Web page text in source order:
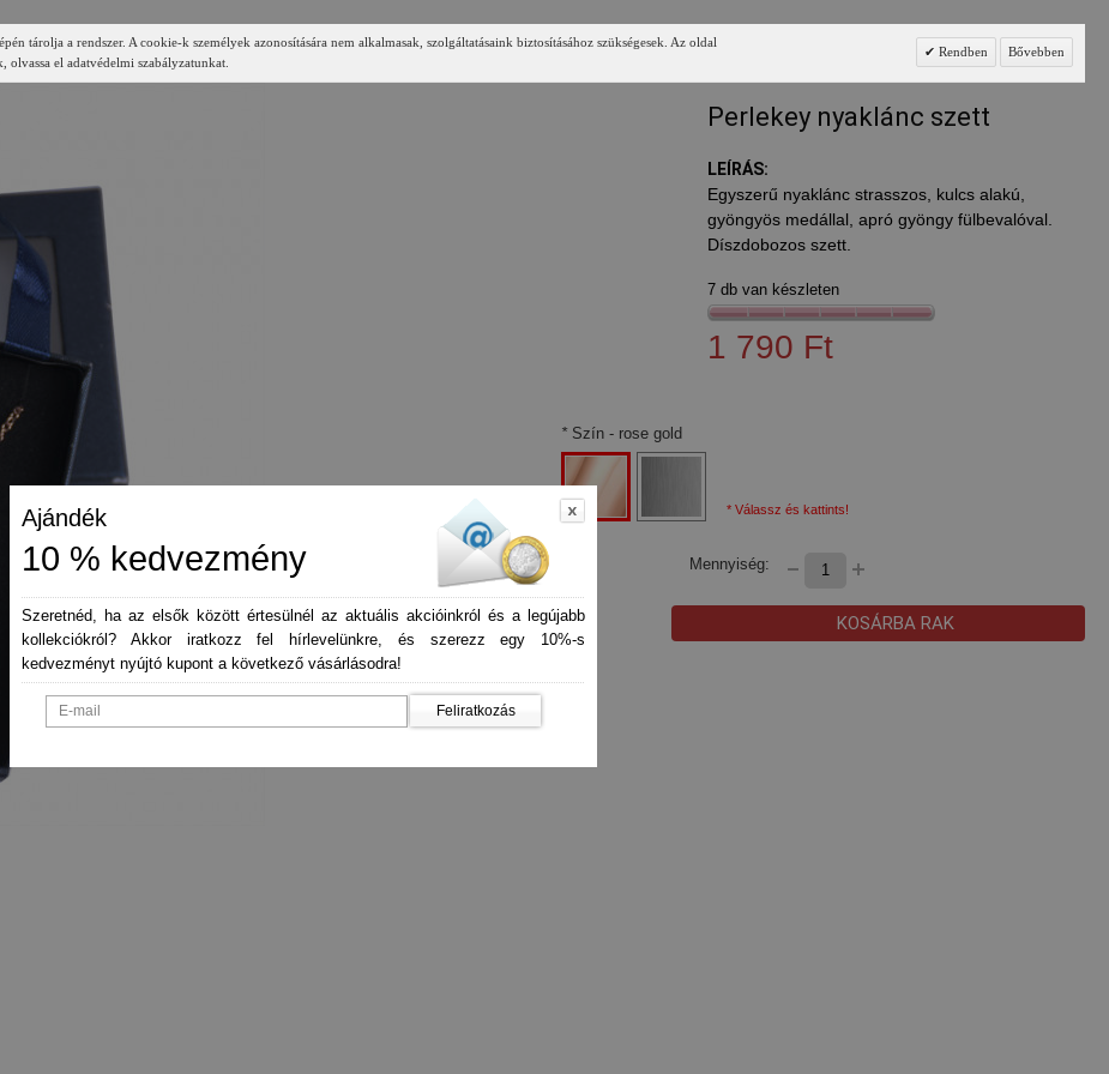
tárolja a rendszer. A cookie-k személyek azonosítására nem alkalmasak, szolgáltatásaink biztosításához szükségesek. Az oldal
el adatvédelmi szabályzatunkat.
Rendben Bővebben
Perlekey nyaklánc szett
LEÍRÁS:
Egyszerű nyaklánc strasszos, kulcs alakú,
gyöngyös medállal, apró gyöngy fülbevalóval.
Díszdobozos szett.
7 db van készleten
1 790 Ft
* Szín - rose gold
* Válassz és kattints!
Mennyiség:
KOSÁRBA RAK
Ajándék
10 % kedvezmény
Szeretnéd, ha az elsők között értesülnél az aktuális akcióinkról és a legújabb
kollekciókról? Akkor iratkozz fel hírlevelünkre, és szerezz egy 10%-s
kedvezményt nyújtó kupont a következő vásárlásodra!
Feliratkozás